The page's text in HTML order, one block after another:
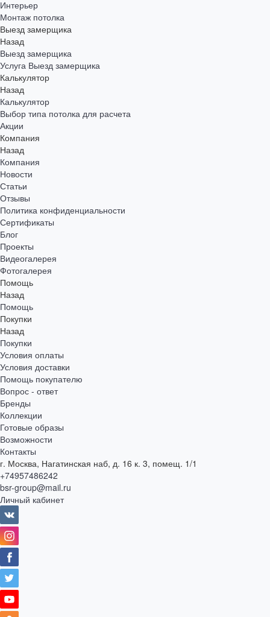
Интерьер
Монтаж потолка
Выезд замерщика
Назад
Выезд замерщика
Услуга Выезд замерщика
Калькулятор
Назад
Калькулятор
Выбор типа потолка для расчета
Акции
Компания
Назад
Компания
Новости
Статьи
Отзывы
Политика конфиденциальности
Сертификаты
Блог
Проекты
Видеогалерея
Фотогалерея
Помощь
Назад
Помощь
Покупки
Назад
Покупки
Условия оплаты
Условия доставки
Помощь покупателю
Вопрос - ответ
Бренды
Коллекции
Готовые образы
Возможности
Контакты
г. Москва, Нагатинская наб, д. 16 к. 3, помещ. 1/1
+74957486242
bsr-group@mail.ru
Личный кабинет